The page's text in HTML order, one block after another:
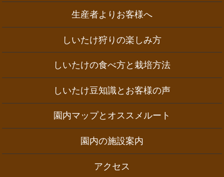
生産者よりお客様へ
しいたけ狩りの楽しみ方
しいたけの食べ方と栽培方法
しいたけ豆知識とお客様の声
園内マップとオススメルート
園内の施設案内
アクセス